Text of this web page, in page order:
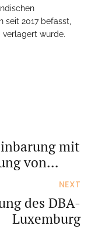
seit 2017 befasst,
verlagert wurde.
mit
von
NEXT
des DBA-
Luxemburg